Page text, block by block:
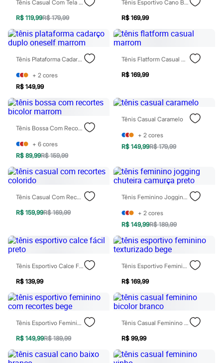
Calças
Camisetas e Regatas
Casacos e Jaquetas
Jeans
Polos
Acessórios
Bolsas e Mochilas
Chapéus e Bonés
Cintos
Carteiras
Óculos
Relógios
Calçados
Chinelos
Sapatos
Sandálias e Papetes
Tênis
Moda esportiva
Bermudas
Camisetas
Calças
Regatas
Moda íntima
Cuecas
Meias
Pijamas
Moda praia
Personagens
Plus size
Blusas e Camisetas
Camisas
Casacos e Jaquetas
Jeans
Moda esportiva
Shorts e Bermudas
Tênis Casual Com Tela E Recortes Mindset Marrom
R$ 119,99R$ 179,99
Tênis Esportivo Cano Baixo Cinza
R$ 169,99
Tênis Plataforma Cadarço Duplo Oneself Marrom
+ 2 cores
R$ 149,99
Tênis Flatform Casual Marrom
R$ 169,99
Tênis Bossa Com Recortes Bicolor Marrom
+ 6 cores
R$ 89,99R$ 159,99
Tênis Casual Caramelo
+ 2 cores
R$ 149,99R$ 179,99
Tênis Casual Com Recortes Colorido
R$ 159,99R$ 169,99
Tênis Feminino Jogging Chuteira Camurça Preto
+ 2 cores
R$ 149,99R$ 189,99
Tênis Esportivo Calce Fácil Preto
R$ 139,99
Tênis Esportivo Feminino Texturizado Bege
R$ 169,99
Tênis Esportivo Feminino Com Recortes Bege
R$ 149,99R$ 189,99
Tênis Casual Feminino Bicolor Branco
R$ 99,99